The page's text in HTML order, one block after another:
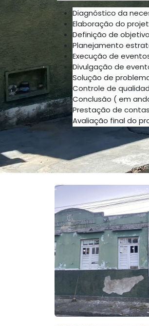
Diagnóstico da
Elaboração do
Definição de
Planejamento
Execução de
Divulgação de
Solução de
Controle de
Conclusão ( em
Prestação de
Avaliação final do